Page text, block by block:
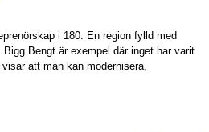
i 180. En region fylld med
Bigg Bengt är exempel där inget har varit
att man kan modernisera,